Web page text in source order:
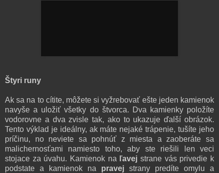
Štyri runy
Ak sa na to cítite, môžete si vyžrebovať ešte jeden kamienok
navyše a uložiť všetky do štvorca. Dva kamienky položíte
vodorovne a dva zvisle tak, ako to ukazuje ďalší obrázok.
Tento výklad je ideálny, ak máte nejaké trápenie, tušíte jeho
príčinu, no neviete sa pohnúť z miesta a zaoberáte sa
malichernosťami namiesto toho, aby ste riešili len veci
stojace za úvahu. Kamienok na ľavej strane vás privedie k
podstate a kamienok na pravej strany predíte omylu a